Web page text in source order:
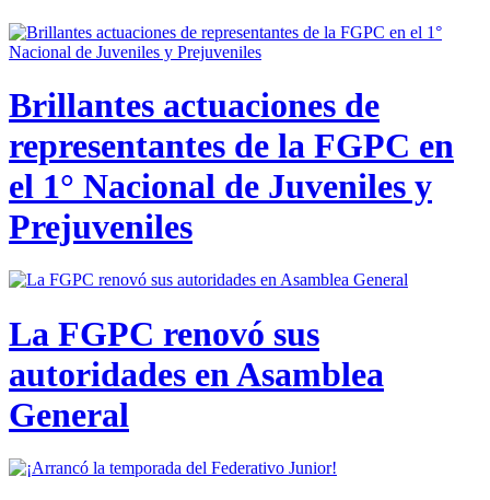
Brillantes actuaciones de
representantes de la FGPC en
el 1° Nacional de Juveniles y
Prejuveniles
La FGPC renovó sus
autoridades en Asamblea
General